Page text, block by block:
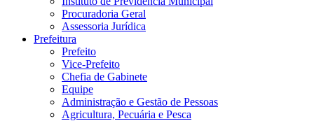
Procuradoria Geral
Assessoria Jurídica
Prefeitura
Prefeito
Vice-Prefeito
Chefia de Gabinete
Equipe
Administração e Gestão de Pessoas
Agricultura, Pecuária e Pesca